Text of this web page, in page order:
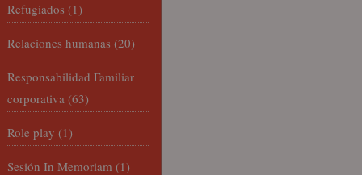
Refugiados (1)
Relaciones humanas (20)
Responsabilidad Familiar
corporativa (63)
Role play (1)
Sesión In Memoriam (1)